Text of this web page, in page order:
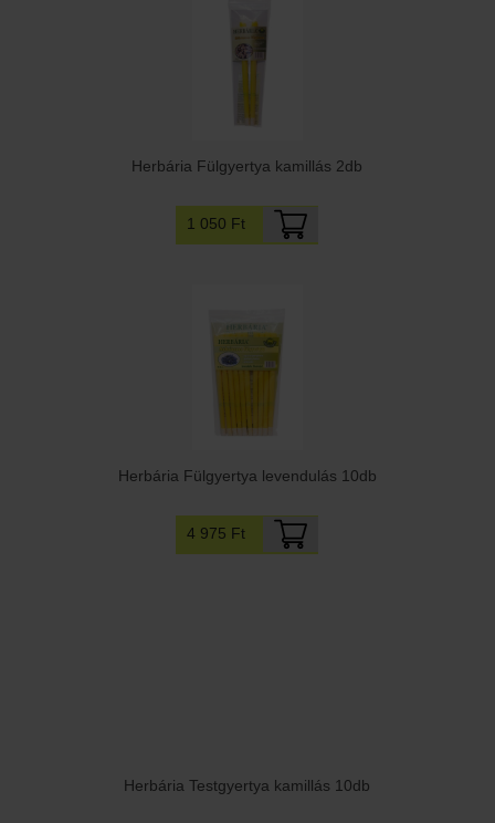
Herbária Fülgyertya kamillás 2db
1 050 Ft
Herbária Fülgyertya levendulás 10db
4 975 Ft
Herbária Testgyertya kamillás 10db